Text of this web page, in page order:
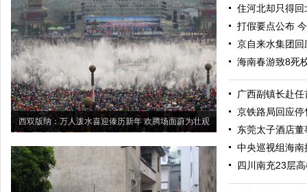
西双版纳：万人泼水喜迎傣历新年 欢腾场面蔚为壮观
住河北却只得
打假要点公布
京自来水集团
海南春游致8死
广西副镇长赴
京铁路局回应
东莞太子酒店
中央巡视组海
四川南充23层